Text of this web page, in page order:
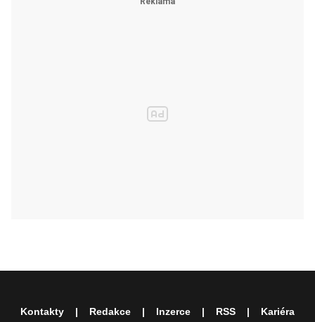
Kontakty Redakce Inzerce RSS Kariéra